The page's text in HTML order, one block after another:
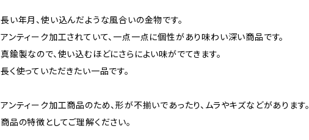
長い年月、使い込んだような風合いの金物です。
アンティーク加工されていて、一点一点に個性があり味わい深い商品です。
真鍮製なので、使い込むほどにさらによい味がでてきます。
長く使っていただきたい一品です。
アンティーク加工商品のため、形が不揃いであったり、ムラやキズなどがあります。
商品の特徴としてご理解ください。